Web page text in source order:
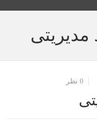
مدیریتی
0 نظر